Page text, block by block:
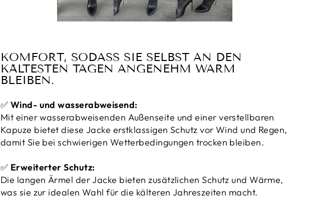
KOMFORT, SODASS SIE SELBST AN DEN
KÄLTESTEN TAGEN ANGENEHM WARM
BLEIBEN.
✅ Wind- und wasserabweisend:
Mit einer wasserabweisenden Außenseite und einer verstellbaren
Kapuze bietet diese Jacke erstklassigen Schutz vor Wind und Regen,
damit Sie bei schwierigen Wetterbedingungen trocken bleiben.
✅ Erweiterter Schutz:
Die langen Ärmel der Jacke bieten zusätzlichen Schutz und Wärme,
was sie zur idealen Wahl für die kälteren Jahreszeiten macht.